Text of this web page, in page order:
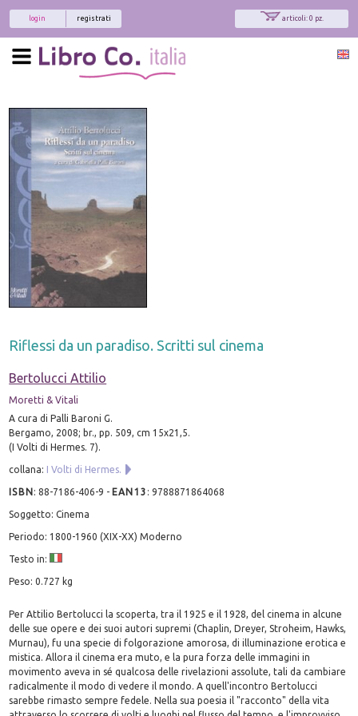
articoli: 0 pz.
registrati
login
Riflessi da un paradiso. Scritti sul cinema
Bertolucci Attilio
Moretti & Vitali
A cura di Palli Baroni G.
Bergamo, 2008; br., pp. 509, cm 15x21,5.
(I Volti di Hermes. 7).
collana: I Volti di Hermes.
ISBN:88-7186-406-9 - EAN13 :9788871864068
Soggetto: Cinema
Periodo: 1800-1960 (XIX-XX) Moderno
Testo in:
Peso: 0.727 kg
Per Attilio Bertolucci la scoperta, tra il 1925 e il 1928, del cinema in alcune
delle sue opere e dei suoi autori supremi (Chaplin, Dreyer, Stroheim, Hawks,
Murnau), fu una specie di folgorazione amorosa, di illuminazione erotica e
mistica. Allora il cinema era muto, e la pura forza delle immagini in
movimento aveva in sé qualcosa delle rivelazioni assolute, tali da cambiare
radicalmente il modo di vedere il mondo. A quell'incontro Bertolucci
sarebbe rimasto sempre fedele. Nella sua poesia il "racconto" della vita